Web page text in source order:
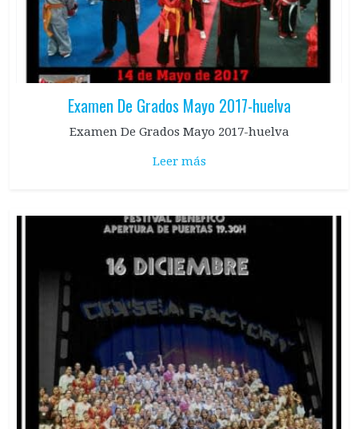
Examen De Grados Mayo 2017-huelva
Examen De Grados Mayo 2017-huelva
Leer más